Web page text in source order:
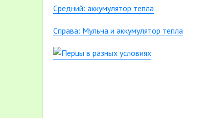
Средний: аккумулятор тепла
Справа: Мульча и аккумулятор тепла